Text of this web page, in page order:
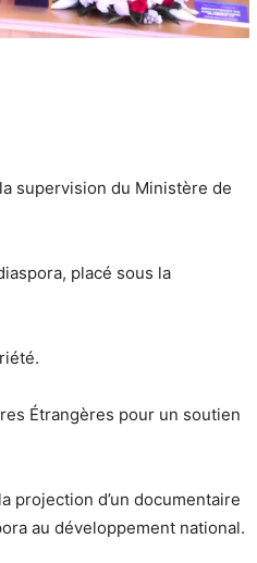
supervision du Ministère de
placé sous la
Étrangères pour un soutien
projection d’un documentaire
au développement national.